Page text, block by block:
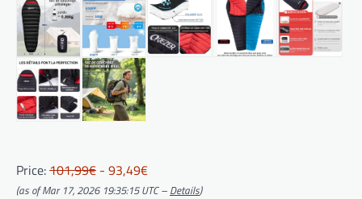
Price:101,99€ - 93,49€
(as of Mar 17, 2026 19:35:15 UTC – Details)